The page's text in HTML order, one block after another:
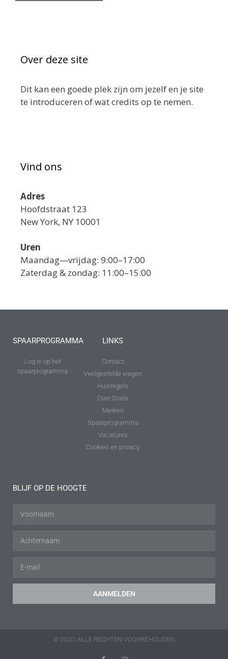
Over deze site
Dit kan een goede plek zijn om jezelf en je site
te introduceren of wat credits op te nemen.
Vind ons
Adres
Hoofdstraat 123
New York, NY 10001
Uren
Maandag—vrijdag: 9:00–17:00
Zaterdag & zondag: 11:00–15:00
SPAARPROGRAMMA
Log in op het
spaarprogramma
LINKS
Contact
Veelgestelde vragen
Huisregels
Over Soels
Merken
Spaarprogramma
Vacatures
Cookies en privacy
BLIJF OP DE HOOGTE
AANMELDEN
© 2020: ALLE RECHTEN VOORBEHOUDEN